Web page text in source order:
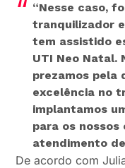
“Nesse caso,
tranquilizador
tem assistido
UTI Neo Natal.
prezamos pela
excelência no
implantamos
para os
atendimento
De acordo com